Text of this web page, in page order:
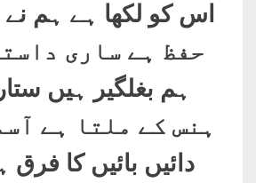
اس کو لکھا ہے ہم
حفظ ہے ساری
ہم بغلگیر ہیں
ہنس کے ملتا ہے
دائیں بائیں کا فرق